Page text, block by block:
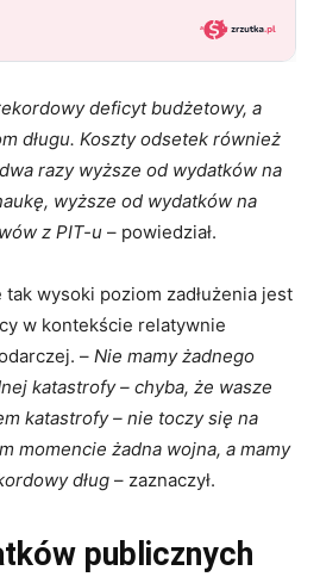
deficyt budżetowy, a
długu. Koszty odsetek również
razy wyższe od wydatków na
wyższe od wydatków na
z PIT-u – powiedział.
wysoki poziom zadłużenia jest
w kontekście relatywnie
– Nie mamy żadnego
katastrofy – chyba, że wasze
katastrofy – nie toczy się na
momencie żadna wojna, a mamy
dług – zaznaczył.
publicznych